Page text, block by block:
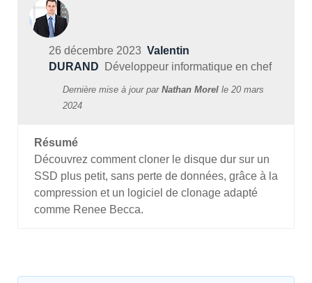
26 décembre 2023 Valentin
DURAND Développeur informatique en chef
Dernière mise à jour par Nathan Morel le 20 mars
2024
Résumé
Découvrez comment cloner le disque dur sur un
SSD plus petit, sans perte de données, grâce à la
compression et un logiciel de clonage adapté
comme Renee Becca.